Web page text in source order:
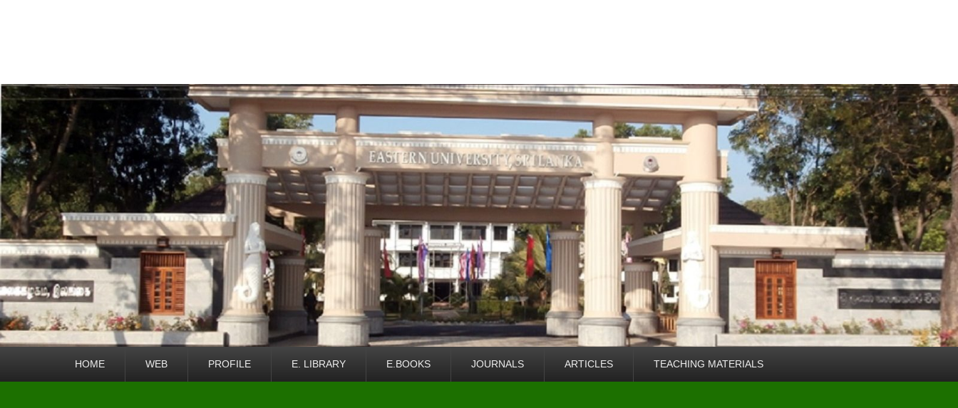
HOME WEB PROFILE E. LIBRARY E.BOOKS JOURNALS ARTICLES TEACHING MATERIALS